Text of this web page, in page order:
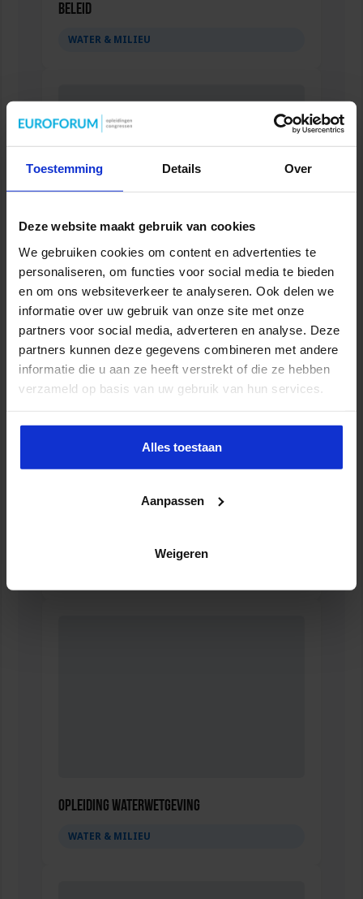
Toestemming Details Over
Deze website maakt gebruik van cookies
We gebruiken cookies om content en advertenties te
personaliseren, om functies voor social media te bieden
en om ons websiteverkeer te analyseren. Ook delen we
informatie over uw gebruik van onze site met onze
partners voor social media, adverteren en analyse. Deze
partners kunnen deze gegevens combineren met andere
informatie die u aan ze heeft verstrekt of die ze hebben
verzameld op basis van uw gebruik van hun services.
Alles toestaan
Aanpassen
Weigeren
beleid
WATER & MILIEU
Regie in de Circulaire Economie
WATER & MILIEU
Opleiding Waterwetgeving
WATER & MILIEU